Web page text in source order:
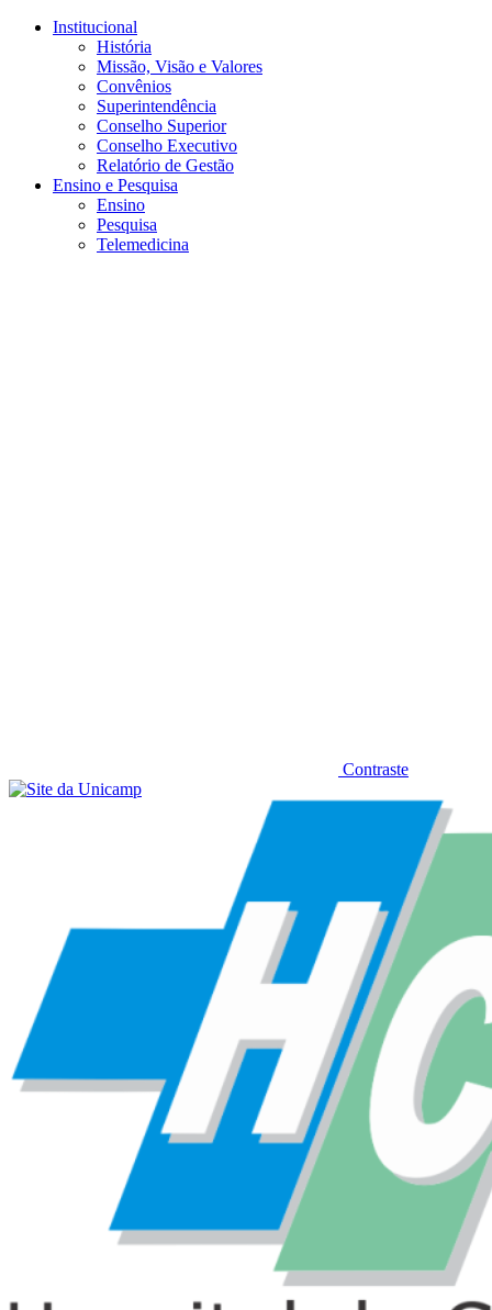
Conteúdo principal
Institucional
História
Missão, Visão e Valores
Convênios
Superintendência
Conselho Superior
Conselho Executivo
Relatório de Gestão
Ensino e Pesquisa
Ensino
Pesquisa
Telemedicina
Contraste